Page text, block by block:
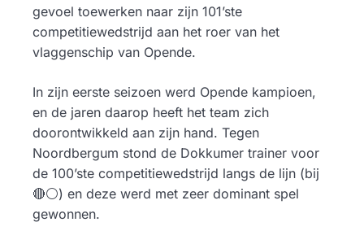
gevoel toewerken naar zijn 101’ste
competitiewedstrijd aan het roer van het
vlaggenschip van Opende.
In zijn eerste seizoen werd Opende kampioen,
en de jaren daarop heeft het team zich
doorontwikkeld aan zijn hand. Tegen
Noordbergum stond de Dokkumer trainer voor
de 100’ste competitiewedstrijd langs de lijn (bij
🔴⚪️) en deze werd met zeer dominant spel
gewonnen.